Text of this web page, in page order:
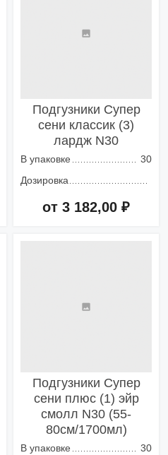
Подгузники Супер
сени классик (3)
лардж N30
В упаковке
30
Дозировка
от 3 182,00 ₽
Подгузники Супер
сени плюс (1) эйр
смолл N30 (55-
80см/1700мл)
В упаковке
30